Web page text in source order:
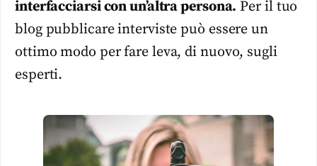
interfacciarsi con un’altra persona. Per il tuo
blog pubblicare interviste può essere un
ottimo modo per fare leva, di nuovo, sugli
esperti.